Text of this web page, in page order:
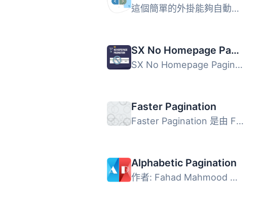
這個簡單的外掛能夠自動為你的 WordPress 網站的博客、搜尋結...
SX No Homepage Pagination
SX No Homepage Pagination可完全移除任何主頁分頁（不論你使...
Faster Pagination
Faster Pagination 是由 FasterThemes 開發的專屬佈景主題的...
Alphabetic Pagination
作者: Fahad Mahmood 專案網址: http://androidbubble.co...